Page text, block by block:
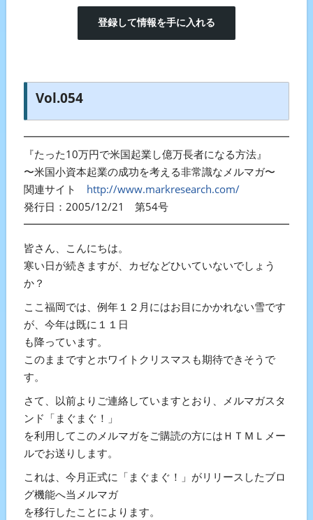
登録して情報を手に入れる
Vol.054
『たった10万円で米国起業し億万長者になる方法』
〜米国小資本起業の成功を考える非常識なメルマガ〜
関連サイト http://www.markresearch.com/
発行日：2005/12/21 第54号
皆さん、こんにちは。
寒い日が続きますが、カゼなどひいていないでしょう
か？
ここ福岡では、例年１２月にはお目にかかれない雪です
が、今年は既に１１日
も降っています。
このままですとホワイトクリスマスも期待できそうで
す。
さて、以前よりご連絡していますとおり、メルマガスタ
ンド「まぐまぐ！」
を利用してこのメルマガをご購読の方にはＨＴＭＬメー
ルでお送りします。
これは、今月正式に「まぐまぐ！」がリリースしたブロ
グ機能へ当メルマガ
を移行したことによります。